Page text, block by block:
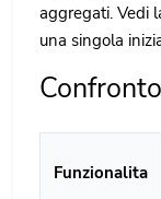
aggregati. Vedi
una singola
Funzionalita